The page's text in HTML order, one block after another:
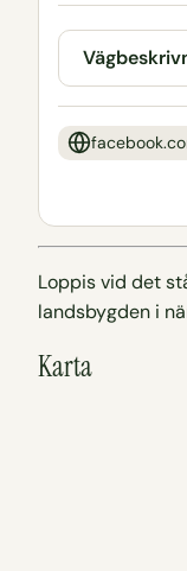
Loppis vid det
landsbygden i
Karta